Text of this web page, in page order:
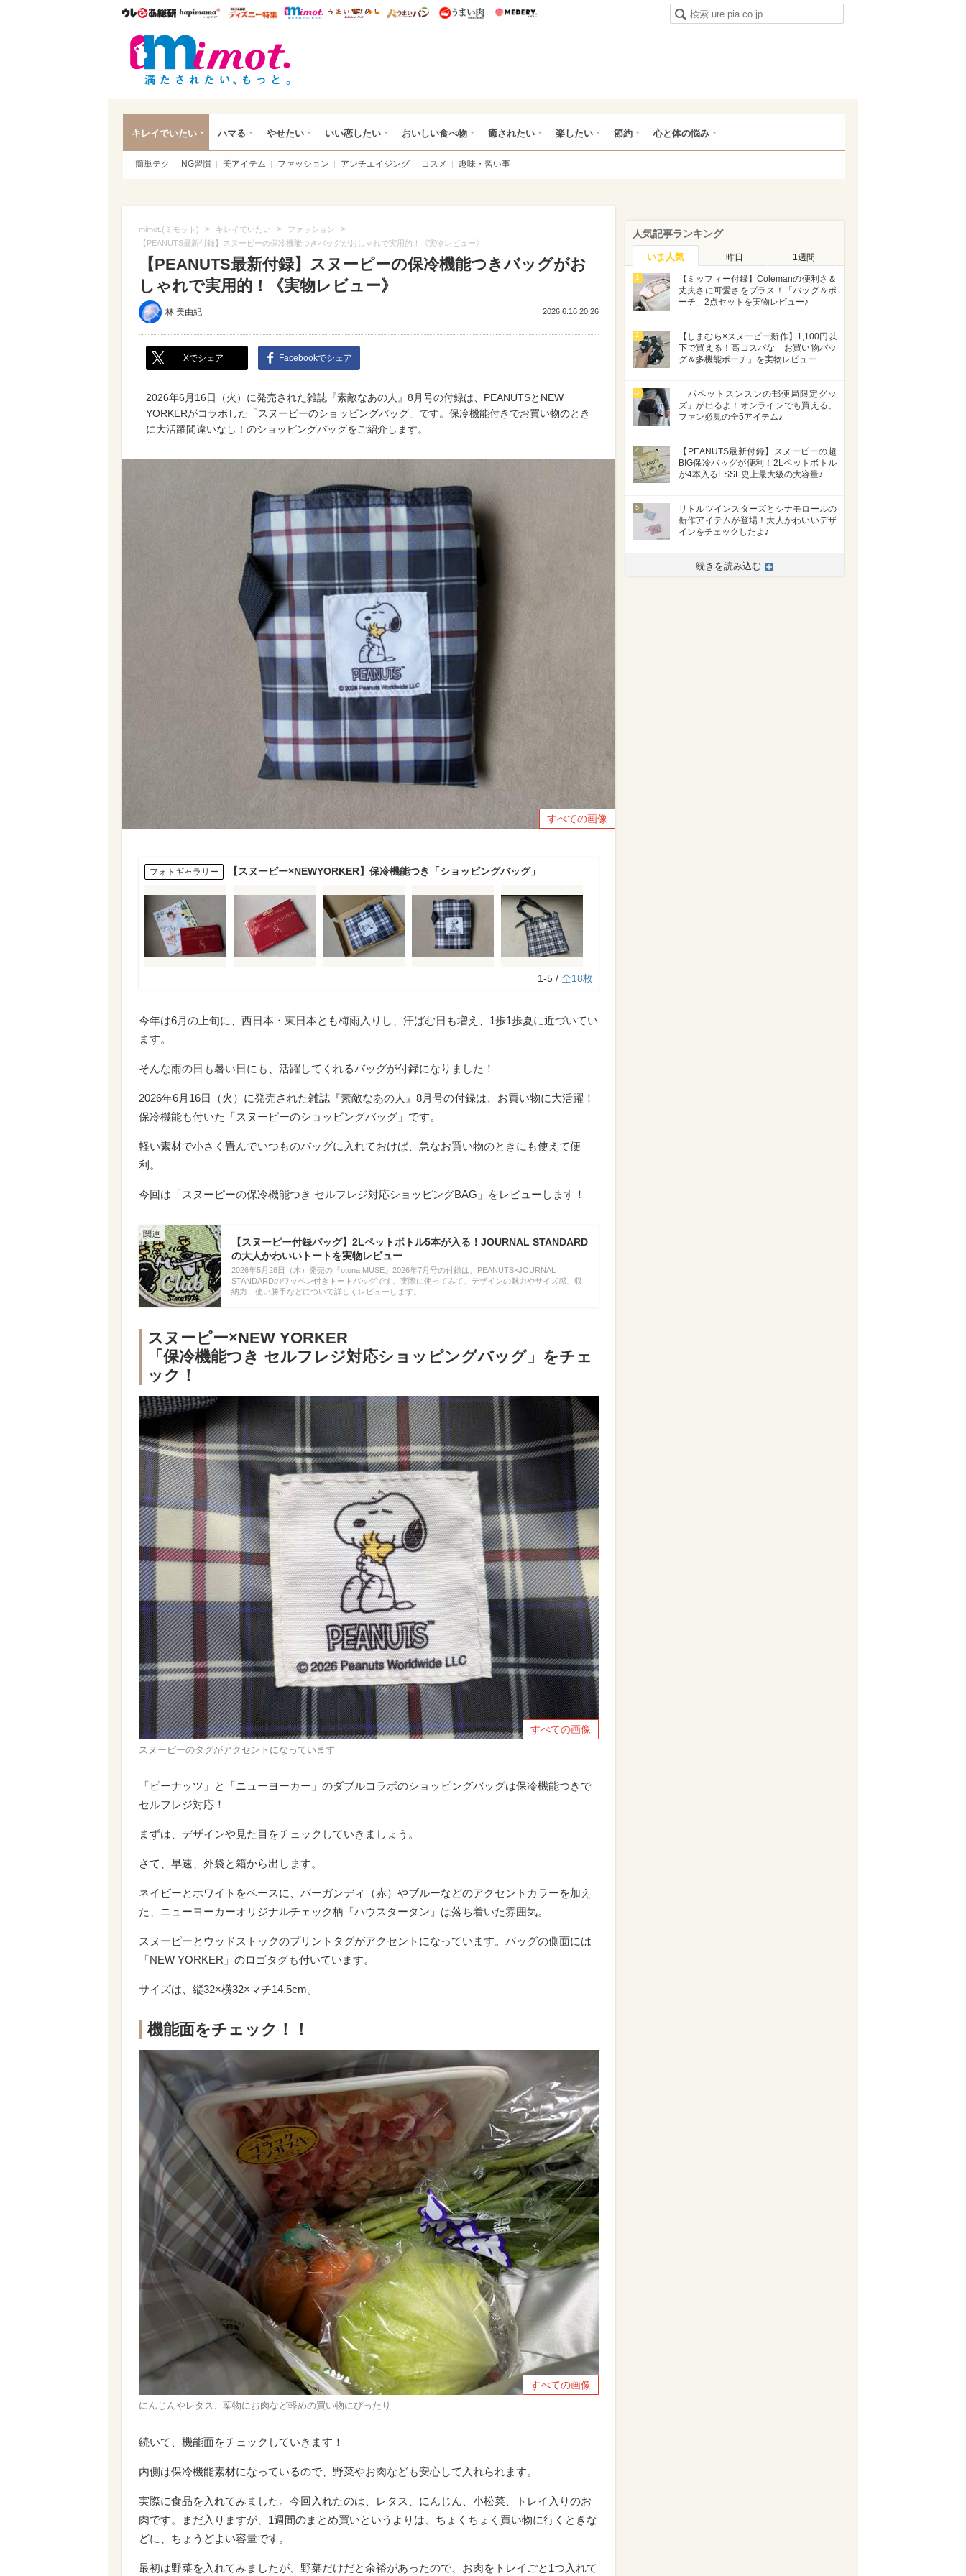
ウレぴあ総研ハピママ* ウレぴあ総研 ディズニー特集
mimot. うまいめし うまいパン うまい肉
キレイでいたい ハマる やせたい いい恋したい おいしい食べ物 癒されたい 楽したい 節約 心と体の悩み
簡単テク NG習慣 美アイテム ファッション アンチエイジング コスメ 趣味・習い事
mimot.(ミモット) > キレイでいたい > ファッション >
【PEANUTS最新付録】スヌーピーの保冷機能つきバッグがおしゃれで実用的！《実物レビュー》
【PEANUTS最新付録】スヌーピーの保冷機能つきバッグがお
しゃれで実用的！《実物レビュー》
林 美由紀 2026.6.16 20:26
Xでシェア Facebookでシェア
2026年6月16日（火）に発売された雑誌『素敵なあの人』8月号の付録は、PEANUTSとNEW
YORKERがコラボした「スヌーピーのショッピングバッグ」です。保冷機能付きでお買い物のとき
に大活躍間違いなし！のショッピングバッグをご紹介します。
すべての画像
フォトギャラリー 【スヌーピー×NEWYORKER】保冷機能つき「ショッピングバッグ」
1-5 / 全18枚
今年は6月の上旬に、西日本・東日本とも梅雨入りし、汗ばむ日も増え、1歩1歩夏に近づいてい
ます。
そんな雨の日も暑い日にも、活躍してくれるバッグが付録になりました！
2026年6月16日（火）に発売された雑誌『素敵なあの人』8月号の付録は、お買い物に大活躍！
保冷機能も付いた「スヌーピーのショッピングバッグ」です。
軽い素材で小さく畳んでいつものバッグに入れておけば、急なお買い物のときにも使えて便
利。
今回は「スヌーピーの保冷機能つき セルフレジ対応ショッピングBAG」をレビューします！
【スヌーピー付録バッグ】2Lペットボトル5本が入る！JOURNAL STANDARD
の大人かわいいトートを実物レビュー
2026年5月28日（木）発売の『otona MUSE』2026年7月号の付録は、PEANUTS×JOURNAL
STANDARDのワッペン付きトートバッグです。実際に使ってみて、デザインの魅力やサイズ感、収
納力、使い勝手などについて詳しくレビューします。
スヌーピー×NEW YORKER
「保冷機能つき セルフレジ対応ショッピングバッグ」をチェ
ック！
すべての画像
スヌーピーのタグがアクセントになっています
「ピーナッツ」と「ニューヨーカー」のダブルコラボのショッピングバッグは保冷機能つきで
セルフレジ対応！
まずは、デザインや見た目をチェックしていきましょう。
さて、早速、外袋と箱から出します。
ネイビーとホワイトをベースに、バーガンディ（赤）やブルーなどのアクセントカラーを加え
た、ニューヨーカーオリジナルチェック柄「ハウスタータン」は落ち着いた雰囲気。
スヌーピーとウッドストックのプリントタグがアクセントになっています。バッグの側面には
「NEW YORKER」のロゴタグも付いています。
サイズは、縦32×横32×マチ14.5cm。
機能面をチェック！！
すべての画像
にんじんやレタス、葉物にお肉など軽めの買い物にぴったり
続いて、機能面をチェックしていきます！
内側は保冷機能素材になっているので、野菜やお肉なども安心して入れられます。
実際に食品を入れてみました。今回入れたのは、レタス、にんじん、小松菜、トレイ入りのお
肉です。まだ入りますが、1週間のまとめ買いというよりは、ちょくちょく買い物に行くときな
どに、ちょうどよい容量です。
最初は野菜を入れてみましたが、野菜だけだと余裕があったので、お肉をトレイごと1つ入れて
人気記事ランキング
いま人気 昨日 1週間
1
【ミッフィー付録】Colemanの便利さ＆
丈夫さに可愛さをプラス！「バッグ＆ポ
ーチ」2点セットを実物レビュー♪
2
【しまむら×スヌーピー新作】1,100円以
下で買える！高コスパな「お買い物バッ
グ＆多機能ポーチ」を実物レビュー
3
「パペットスンスンの郵便局限定グッ
ズ」が出るよ！オンラインでも買える、
ファン必見の全5アイテム♪
4
【PEANUTS最新付録】スヌーピーの超
BIG保冷バッグが便利！2Lペットボトル
が4本入るESSE史上最大級の大容量♪
5
リトルツインスターズとシナモロールの
新作アイテムが登場！大人かわいいデザ
インをチェックしたよ♪
続きを読み込む